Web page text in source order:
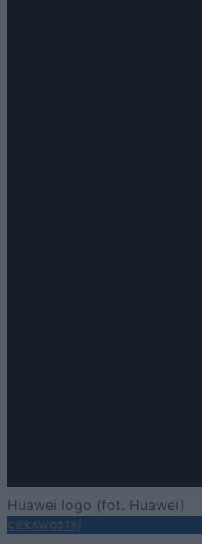
Huawei logo (fot. Huawei)
CIEKAWOSTKI